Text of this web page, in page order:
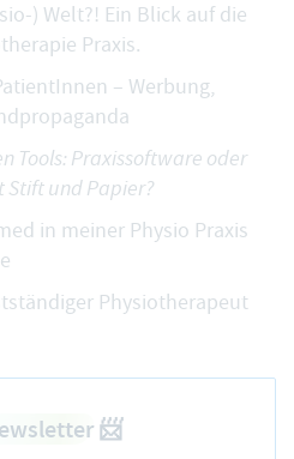
) Welt?! Ein Blick auf die
Praxis.
– Werbung,
Tools: Praxissoftware oder
Stift und Papier?
in meiner Physio Praxis
Physiotherapeut
📨